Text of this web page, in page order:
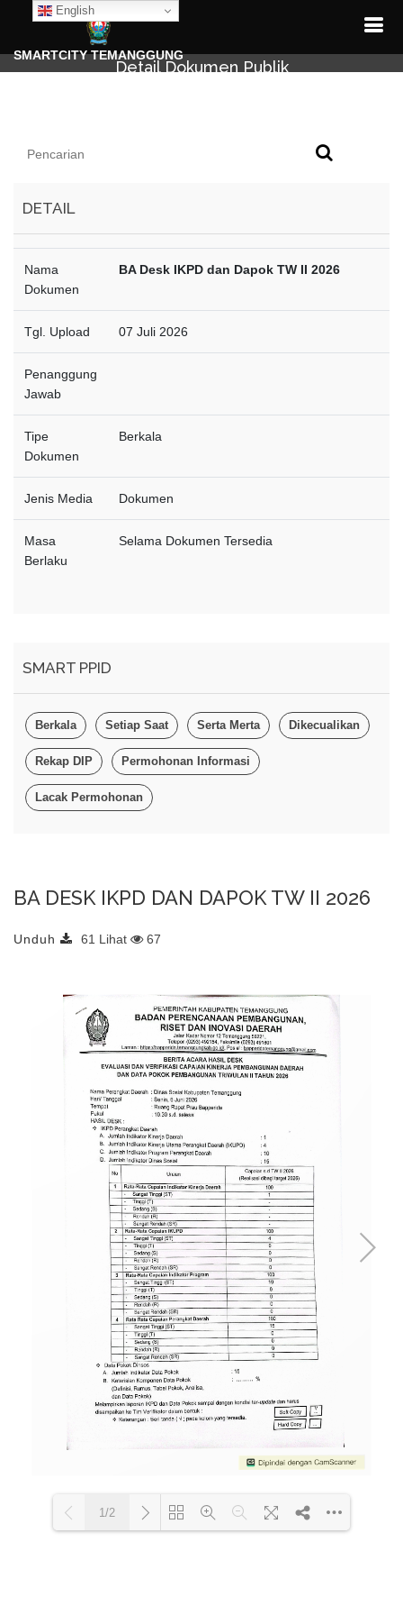
English
SMARTCITY TEMANGGUNG
Detail Dokumen Publik
DETAIL
Nama
Dokumen
BA Desk IKPD dan Dapok TW II 2026
Tgl. Upload 07 Juli 2026
Penanggung
Jawab
Tipe
Dokumen
Berkala
Jenis Media Dokumen
Masa
Berlaku
Selama Dokumen Tersedia
SMART PPID
Berkala Setiap Saat Serta Merta Dikecualikan
Rekap DIP Permohonan Informasi
Lacak Permohonan
BA DESK IKPD DAN DAPOK TW II 2026
Unduh 61 Lihat 67
1/2